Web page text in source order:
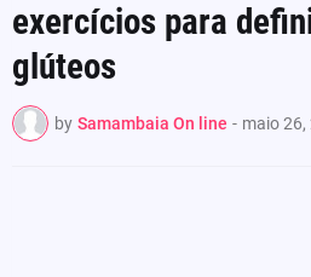
exercícios para
glúteos
by Samambaia On line - maio 26,